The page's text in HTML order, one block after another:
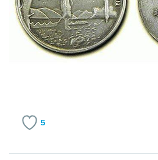
5